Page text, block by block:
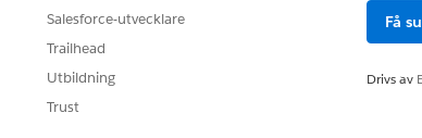
Flöde
Nej
Salesforce-utvecklare
Trailhead
Utbildning
Trust
Få
Drivs av